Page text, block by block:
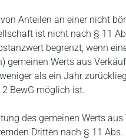
von Anteilen an einer nicht
ist nicht nach § 11
begrenzt, wenn
gemeinen Werts aus
als ein Jahr
2 BewG möglich ist.
des gemeinen Werts aus
Dritten nach § 11 Abs.